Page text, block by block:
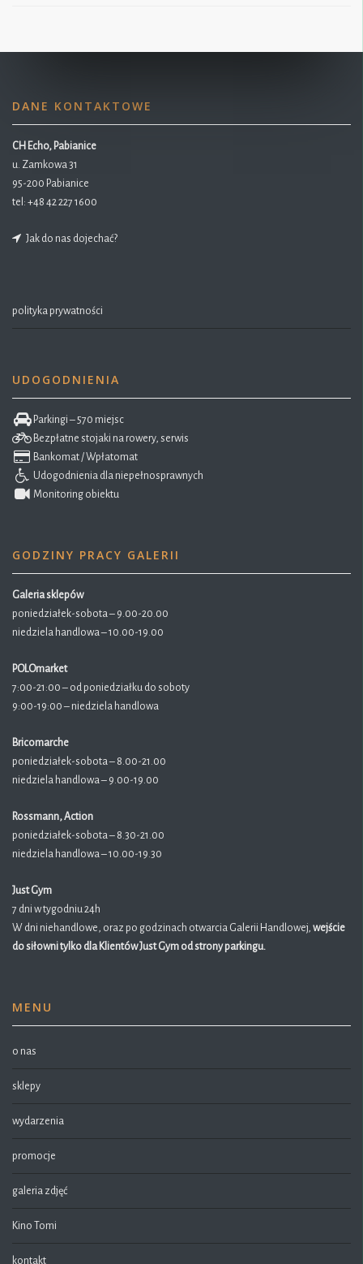
DANE KONTAKTOWE
CH Echo, Pabianice
u. Zamkowa 31
95-200 Pabianice
tel: +48 42 227 1600
Jak do nas dojechać?
polityka prywatności
UDOGODNIENIA
Parkingi – 570 miejsc
Bezpłatne stojaki na rowery, serwis
Bankomat / Wpłatomat
Udogodnienia dla niepełnosprawnych
Monitoring obiektu
GODZINY PRACY GALERII
Galeria sklepów
poniedziałek-sobota – 9.00-20.00
niedziela handlowa – 10.00-19.00
POLOmarket
7:00-21:00 – od poniedziałku do soboty
9:00-19:00 – niedziela handlowa
Bricomarche
poniedziałek-sobota – 8.00-21.00
niedziela handlowa – 9.00-19.00
Rossmann, Action
poniedziałek-sobota – 8.30-21.00
niedziela handlowa – 10.00-19.30
Just Gym
7 dni w tygodniu 24h
W dni niehandlowe, oraz po godzinach otwarcia Galerii Handlowej, wejście
do siłowni tylko dla Klientów Just Gym od strony parkingu.
MENU
o nas
sklepy
wydarzenia
promocje
galeria zdjęć
Kino Tomi
kontakt